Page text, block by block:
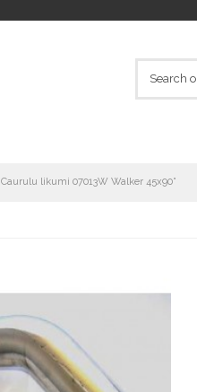
Caurulu likumi 07013W Walker 45x90°